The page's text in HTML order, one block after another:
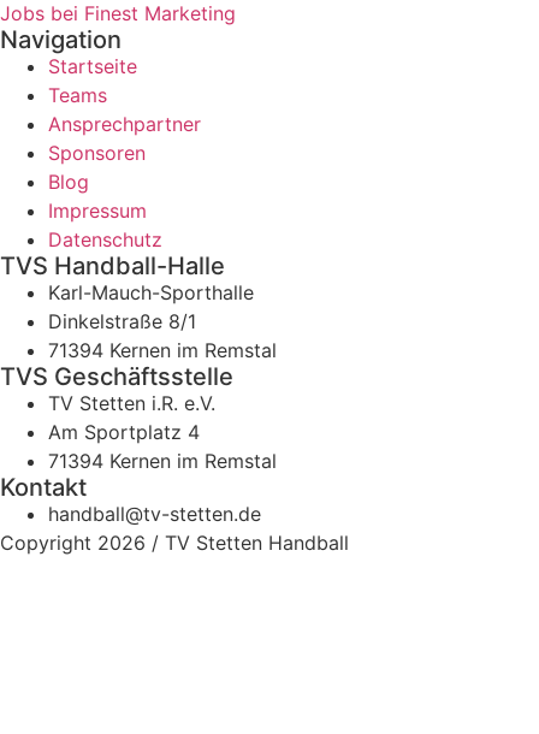
Jobs bei Finest Marketing
Navigation
Startseite
Teams
Ansprechpartner
Sponsoren
Blog
Impressum
Datenschutz
TVS Handball-Halle
Karl-Mauch-Sporthalle
Dinkelstraße 8/1
71394 Kernen im Remstal
TVS Geschäftsstelle
TV Stetten i.R. e.V.
Am Sportplatz 4
71394 Kernen im Remstal
Kontakt
handball@tv-stetten.de
Copyright 2026 / TV Stetten Handball